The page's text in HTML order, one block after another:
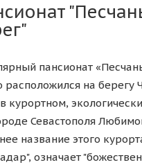
пансионат
расположился на берегу
курортном,
Севастополя
название этого
означает